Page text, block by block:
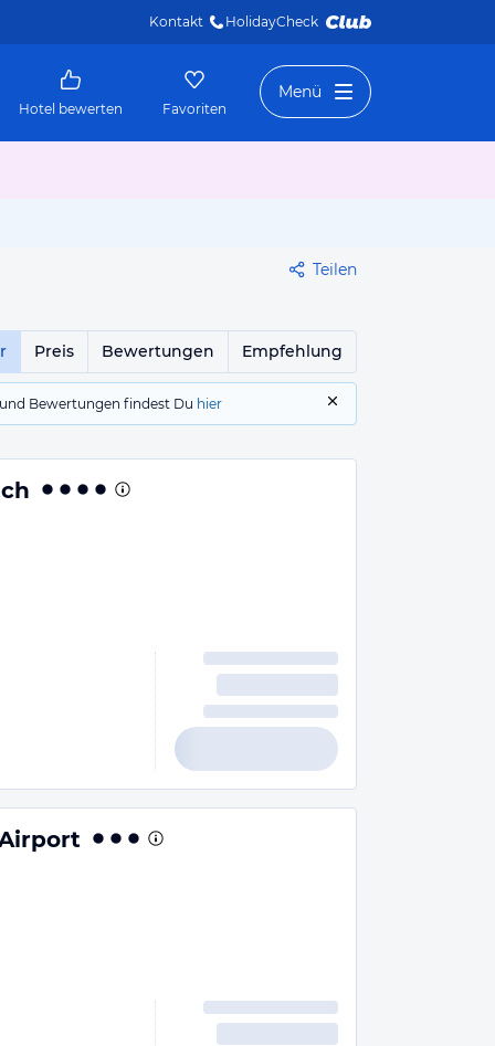
Kontakt HolidayCheck
Hotel bewerten Favoriten
Menü
Teilen
Preis Bewertungen Empfehlung
Bewertungen findest Du hier